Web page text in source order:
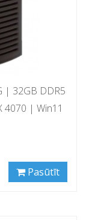
| 32GB DDR5
4070 | Win11
Pasūtīt